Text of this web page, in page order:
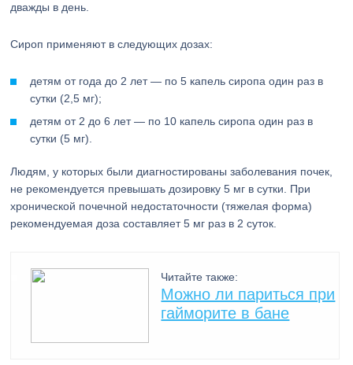
дважды в день.
Сироп применяют в следующих дозах:
детям от года до 2 лет — по 5 капель сиропа один раз в
сутки (2,5 мг);
детям от 2 до 6 лет — по 10 капель сиропа один раз в
сутки (5 мг).
Людям, у которых были диагностированы заболевания почек,
не рекомендуется превышать дозировку 5 мг в сутки. При
хронической почечной недостаточности (тяжелая форма)
рекомендуемая доза составляет 5 мг раз в 2 суток.
Читайте также:
Можно ли париться при
гайморите в бане